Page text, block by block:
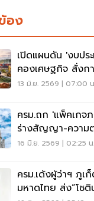
อง
เปิดแผนดัน 'งบปร
คองเศษฐกิจ สั่งก
รัฐมนตรีคุมเข้ม
13 มิ.ย. 2569 | 07:00
ครม.ถก 'แพ็คเกจ
ร่างสัญญา-ความ
พัฒนาร่วมไทยมาเลฯ
16 มิ.ย. 2569 | 02:25 น.
ครม.เด้งผู้ว่าฯ ภูเ
มหาดไทย ส่ง“โชติ